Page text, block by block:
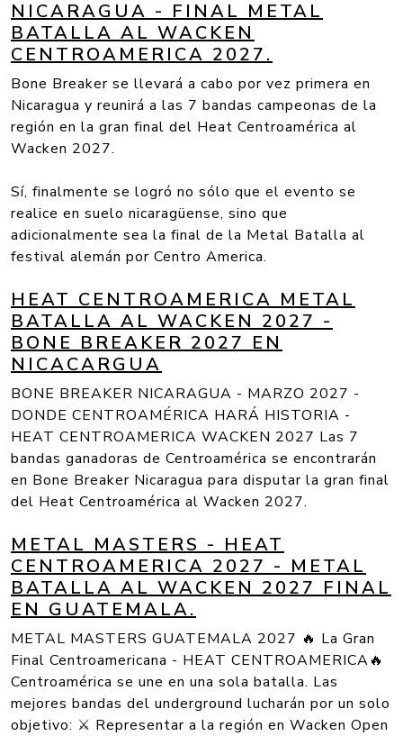
NICARAGUA - FINAL METAL
BATALLA AL WACKEN
CENTROAMERICA 2027.
Bone Breaker se llevará a cabo por vez primera en
Nicaragua y reunirá a las 7 bandas campeonas de la
región en la gran final del Heat Centroamérica al
Wacken 2027.
Sí, finalmente se logró no sólo que el evento se
realice en suelo nicaragüense, sino que
adicionalmente sea la final de la Metal Batalla al
festival alemán por Centro America.
HEAT CENTROAMERICA METAL
BATALLA AL WACKEN 2027 -
BONE BREAKER 2027 EN
NICACARGUA
BONE BREAKER NICARAGUA - MARZO 2027 -
DONDE CENTROAMÉRICA HARÁ HISTORIA -
HEAT CENTROAMERICA WACKEN 2027 Las 7
bandas ganadoras de Centroamérica se encontrarán
en Bone Breaker Nicaragua para disputar la gran final
del Heat Centroamérica al Wacken 2027.
METAL MASTERS - HEAT
CENTROAMERICA 2027 - METAL
BATALLA AL WACKEN 2027 FINAL
EN GUATEMALA.
METAL MASTERS GUATEMALA 2027 🔥 La Gran
Final Centroamericana - HEAT CENTROAMERICA🔥
Centroamérica se une en una sola batalla. Las
mejores bandas del underground lucharán por un solo
objetivo: ⚔️ Representar a la región en Wacken Open